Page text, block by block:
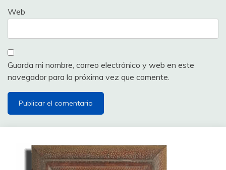
Web
Guarda mi nombre, correo electrónico y web en este
navegador para la próxima vez que comente.